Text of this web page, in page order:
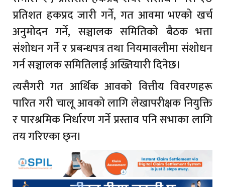
प्रतिशत हकप्रद जारी गर्ने, गत आवमा भएको खर्च
अनुमोदन गर्ने, सञ्चालक समितिको बैठक भत्ता
संशोधन गर्ने र प्रबन्धपत्र तथा नियमावलीमा संशोधन
गर्न सञ्चालक समितिलाई अख्तियारी दिनेछ।
त्यसैगरी गत आर्थिक आवको वित्तीय विवरणहरू
पारित गरी चालू आवको लागि लेखापरीक्षक नियुक्ति
र पारश्रमिक निर्धारण गर्ने प्रस्ताव पनि सभाका लागि
तय गरिएका छ्न।